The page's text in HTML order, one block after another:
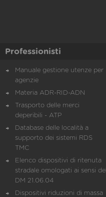
Professionisti
Manuale gestione utenze per
agenzie
Materia ADR-RID-ADN
Trasporto delle merci
deperibili - ATP
Database delle località a
supporto dei sistemi RDS
TMC
Elenco dispositivi di ritenuta
stradale omologati ai sensi del
DM 21.06.04
Dispositivi riduzioni di massa